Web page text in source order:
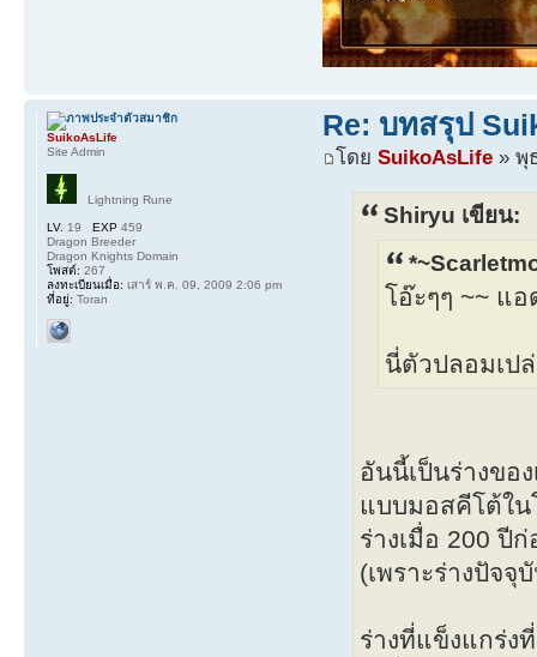
Re: บทสรุป
โดยSuikoAsLife » พุ
Shiryu เขียน:
โอ๊ะๆๆ ~~ แ
นี่ตัวปลอมเป
อันนี้เป็นร่างขอ
แบบมอสคีโต้ใน
ร่างเมื่อ 200 ปี
(เพราะร่างปัจ
ร่างที่แข็งแกร่ง
SuikoAsLife
Site Admin
Lightning Rune
LV. 19 EXP 459
Dragon Breeder
Dragon Knights Domain
โพสต์: 267
ลงทะเบียนเมื่อ: เสาร์ พ.ค. 09, 2009 2:06 pm
ที่อยู่: Toran